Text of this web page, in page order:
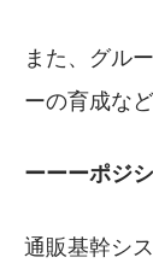
また、グル
ーの育成な
ーーーポジ
通販基幹シ